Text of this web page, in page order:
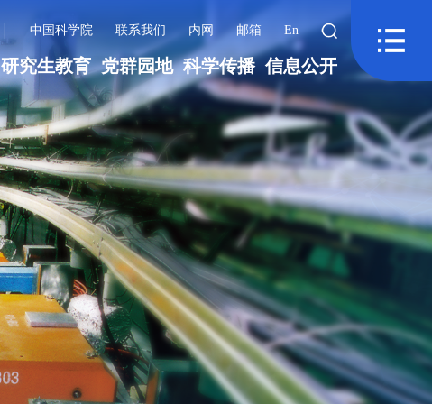
| 中国科学院 联系我们 内网 邮箱 En
研究生教育 党群园地 科学传播 信息公开